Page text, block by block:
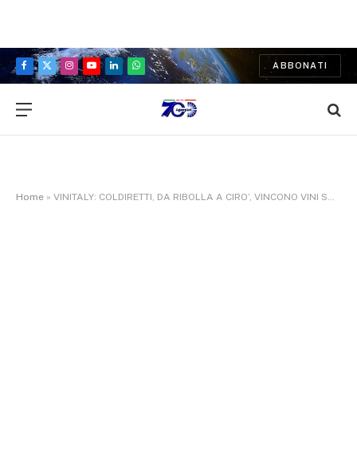
Facebook
X
Instagram
YouTubeLinkedInWhatsApp
ABBONATI
Home » VINITALY: COLDIRETTI, DA RIBOLLA A CIRO’, VINCONO VINI SOVRANISTI